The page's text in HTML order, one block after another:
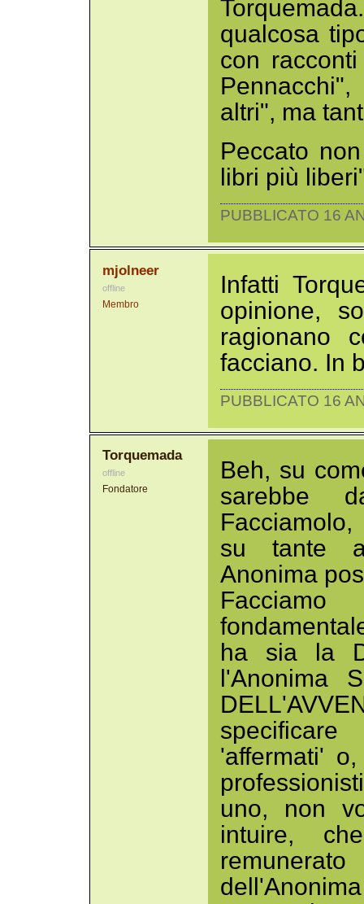
qualcosa
con
altri", ma
Peccato
libri più
PUBBLICATO 16
mjolneer
offline
Membro
Infatti
opinione,
ragionano
facciano. In
PUBBLICATO 16
Torquemada
offline
Fondatore
Beh, su
sarebbe
su tante
Anonima
ha sia la
l'Anonima
'affermati'
uno, non
intuire,